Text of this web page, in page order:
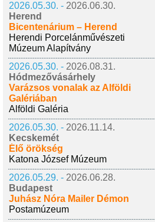
2026.05.30. - 2026.06.30.
Herend
Bicentenárium – Herend
Herendi Porcelánművészeti
Múzeum Alapítvány
2026.05.30. - 2026.08.31.
Hódmezővásárhely
Varázsos vonalak az Alföldi
Galériában
Alföldi Galéria
2026.05.30. - 2026.11.14.
Kecskemét
Élő örökség
Katona József Múzeum
2026.05.29. - 2026.06.28.
Budapest
Juhász Nóra Mailer Démon
Postamúzeum